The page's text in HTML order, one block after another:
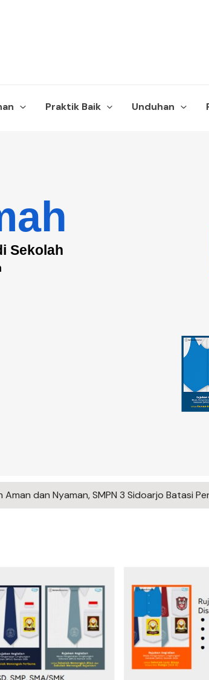
Praktik Baik Unduhan
Sekolah
dan Nyaman, SMPN 3 Sidoarjo Batasi